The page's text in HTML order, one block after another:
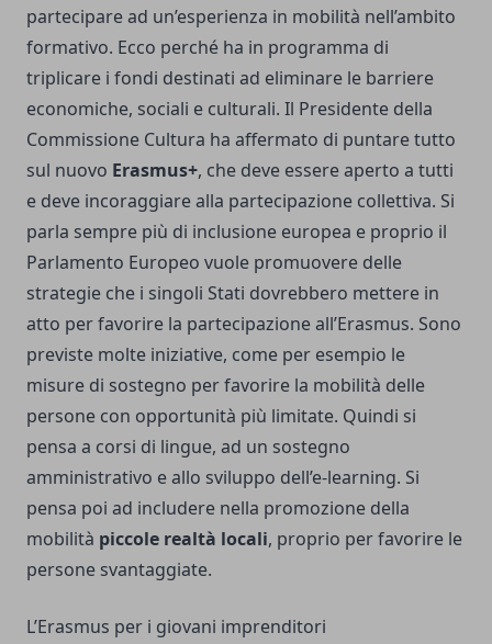
partecipare ad un’esperienza in mobilità nell’ambito
formativo. Ecco perché ha in programma di
triplicare i fondi destinati ad eliminare le barriere
economiche, sociali e culturali. Il Presidente della
Commissione Cultura ha affermato di puntare tutto
sul nuovo Erasmus+, che deve essere aperto a tutti
e deve incoraggiare alla partecipazione collettiva. Si
parla sempre più di inclusione europea e proprio il
Parlamento Europeo vuole promuovere delle
strategie che i singoli Stati dovrebbero mettere in
atto per favorire la partecipazione all’Erasmus. Sono
previste molte iniziative, come per esempio le
misure di sostegno per favorire la mobilità delle
persone con opportunità più limitate. Quindi si
pensa a corsi di lingue, ad un sostegno
amministrativo e allo sviluppo dell’e-learning. Si
pensa poi ad includere nella promozione della
mobilità piccole realtà locali, proprio per favorire le
persone svantaggiate.
L’Erasmus per i giovani imprenditori